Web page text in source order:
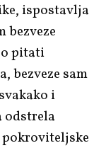
ispostavlja
bezveze
pitati
bezveze sam
i
odstrela